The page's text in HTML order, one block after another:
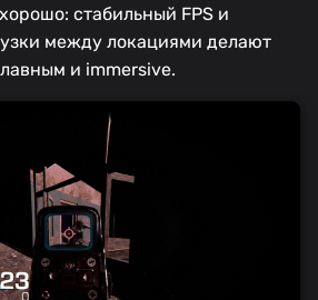
стабильный FPS и
между локациями делают
и immersive.